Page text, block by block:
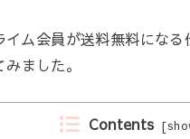
ム会員が送料無料にな
ました。
Contents [